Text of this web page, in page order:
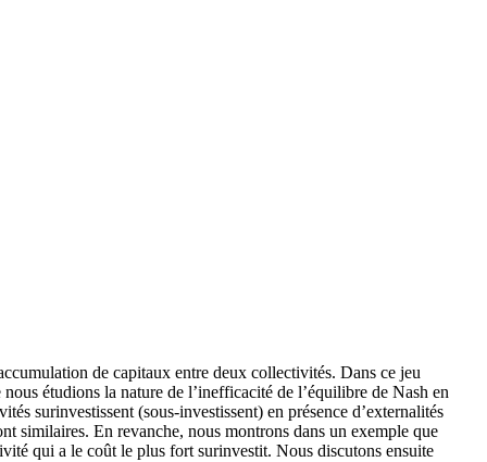
de capitaux entre deux collectivités. Dans ce jeu
étudions la nature de l’inefficacité de l’équilibre de Nash en
surinvestissent (sous-investissent) en présence d’externalités
similaires. En revanche, nous montrons dans un exemple que
qui a le coût le plus fort surinvestit. Nous discutons ensuite